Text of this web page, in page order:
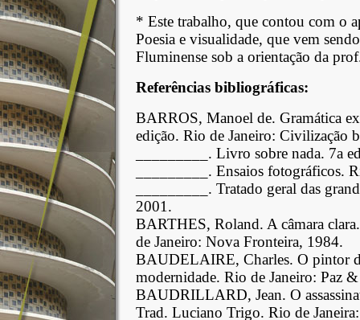
* Este trabalho, que contou com o
Poesia e visualidade, que vem
Fluminense sob a orientação da
Referências bibliográficas:
BARROS, Manoel de. Gramática
edição. Rio de Janeiro: Civilização
_________. Livro sobre nada. 7a
_________. Ensaios fotográficos.
_________. Tratado geral das
2001.
BARTHES, Roland. A câmara
de Janeiro: Nova Fronteira, 1984.
BAUDELAIRE, Charles. O pintor
modernidade. Rio de Janeiro: Paz
BAUDRILLARD, Jean. O
Trad. Luciano Trigo. Rio de